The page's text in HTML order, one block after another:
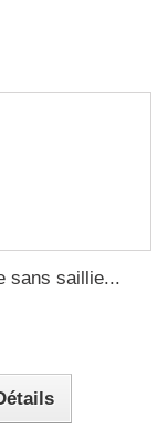
sans saillie...